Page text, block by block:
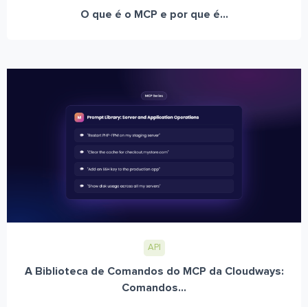
O que é o MCP e por que é...
API
A Biblioteca de Comandos do MCP da Cloudways:
Comandos...